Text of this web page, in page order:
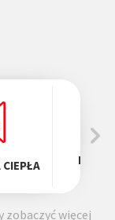
CIEPŁA
zobaczyć więcej